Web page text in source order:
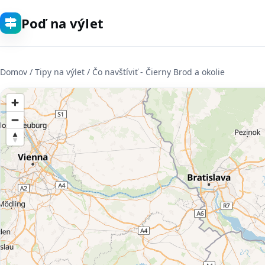
Poď na výlet
Domov / Tipy na výlet / Čo navštíviť - Čierny Brod a okolie